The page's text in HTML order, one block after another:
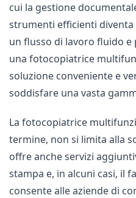
cui la gestione
strumenti efficienti
un flusso di lavoro fluido
una fotocopiatrice
soluzione conveniente e
soddisfare una vasta
La fotocopiatrice
termine, non si limita alla
offre anche servizi
stampa e, in alcuni casi, il
consente alle aziende di